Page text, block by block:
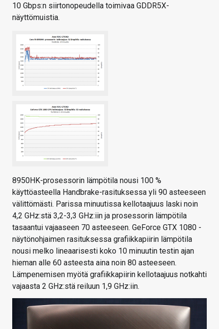
10 Gbps:n siirtonopeudella toimivaa GDDR5X-
näyttömuistia.
8950HK-prosessorin lämpötila nousi 100 %
käyttöasteella Handbrake-rasituksessa yli 90 asteeseen
välittömästi. Parissa minuutissa kellotaajuus laski noin
4,2 GHz:stä 3,2-3,3 GHz:iin ja prosessorin lämpötila
tasaantui vajaaseen 70 asteeseen. GeForce GTX 1080 -
näytönohjaimen rasituksessa grafiikkapiirin lämpötila
nousi melko lineaarisesti koko 10 minuutin testin ajan
hieman alle 60 asteesta aina noin 80 asteeseen.
Lämpenemisen myötä grafiikkapiirin kellotaajuus notkahti
vajaasta 2 GHz:stä reiluun 1,9 GHz:iin.